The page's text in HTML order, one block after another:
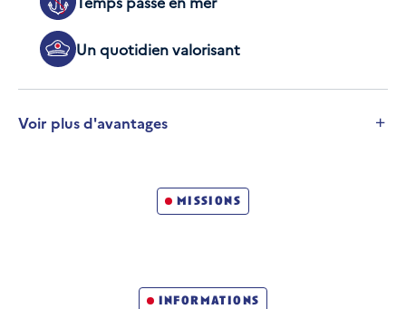
Un quotidien valorisant
Voir plus d'avantages
Développer la section
missions
informations